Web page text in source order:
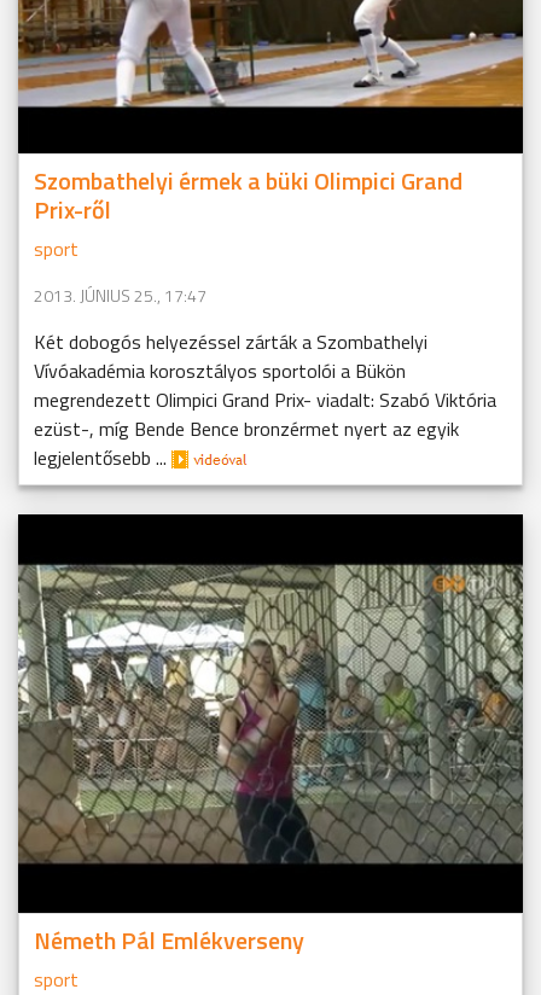
Szombathelyi érmek a büki Olimpici Grand
Prix-ről
sport
2013. JÚNIUS 25., 17:47
Két dobogós helyezéssel zárták a Szombathelyi
Vívóakadémia korosztályos sportolói a Bükön
megrendezett Olimpici Grand Prix- viadalt: Szabó Viktória
ezüst-, míg Bende Bence bronzérmet nyert az egyik
legjelentősebb ...
Németh Pál Emlékverseny
sport